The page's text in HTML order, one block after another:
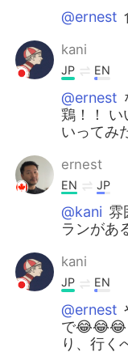
@ernest
kani
JP EN
@ernest
鶏！！ い
いってみ
ernest
EN JP
@kani 雰
ランがあ
kani
JP EN
@ernest
で😂😂😂
り、行く